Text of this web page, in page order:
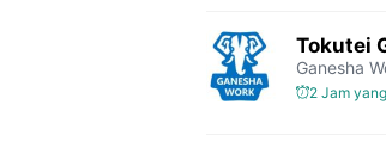
Tokutei
Ganesha
2 Jam